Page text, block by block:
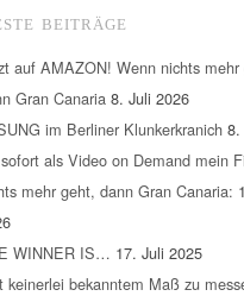
BEITRÄGE
auf AMAZON! Wenn nichts mehr
Gran Canaria 8. Juli 2026
im Berliner Klunkerkranich 8.
als Video on Demand mein
mehr geht, dann Gran Canaria:
WINNER IS… 17. Juli 2025
keinerlei bekanntem Maß zu